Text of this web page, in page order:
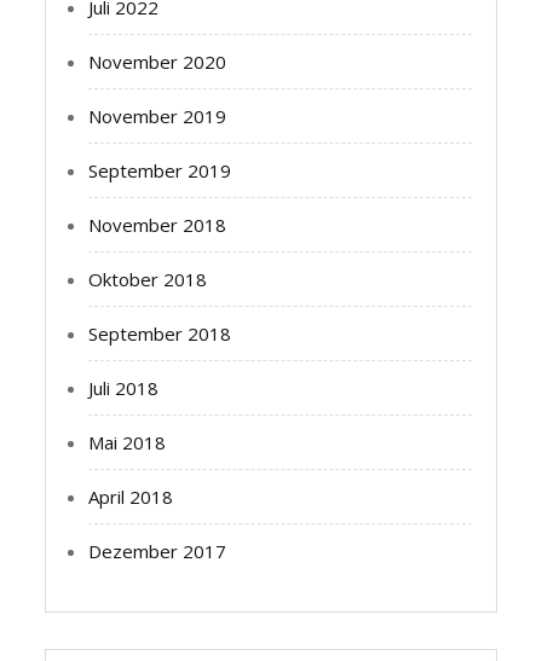
Juli 2022
November 2020
November 2019
September 2019
November 2018
Oktober 2018
September 2018
Juli 2018
Mai 2018
April 2018
Dezember 2017